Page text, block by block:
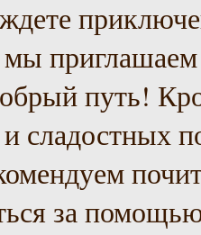
приглашаем
путь!
сладостных
за